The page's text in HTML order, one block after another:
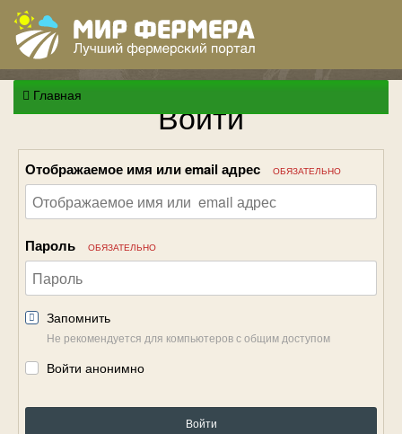
Главная Войти
Отображаемое имя или email адрес ОБЯЗАТЕЛЬНО
Пароль ОБЯЗАТЕЛЬНО
Запомнить
Не рекомендуется для компьютеров с общим доступом
Войти анонимно
Войти